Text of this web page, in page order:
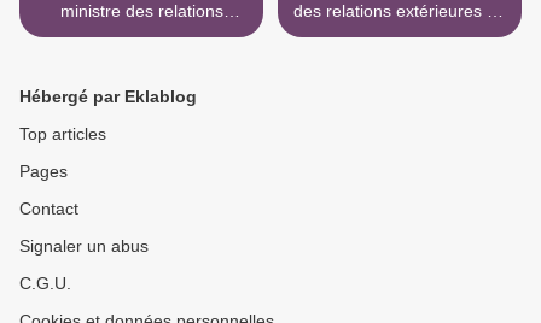
ministre des relations
extérieures du Venezuela a
des relations extérieures du
Venezuela a Ban Ki Moon,
Hébergé par Eklablog
Top articles
Pages
Contact
Signaler un abus
C.G.U.